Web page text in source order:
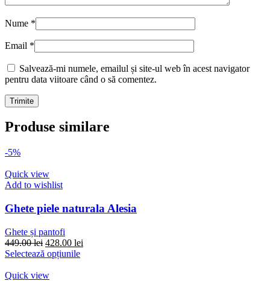
Nume *
Email *
Salvează-mi numele, emailul și site-ul web în acest navigator
pentru data viitoare când o să comentez.
Produse similare
-5%
Quick view
Add to wishlist
Ghete piele naturala Alesia
Ghete și pantofi
449.00lei Prețul
inițial
fost:
428.00 lei
Selectează opțiunileAcest
Quick view